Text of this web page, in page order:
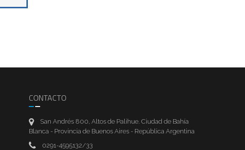
CONTACTO
San Andrés 800, Altos de Palihue. Ciudad de Bahía
Blanca - Provincia de Buenos Aires - República Argentina
0291-4595132/33